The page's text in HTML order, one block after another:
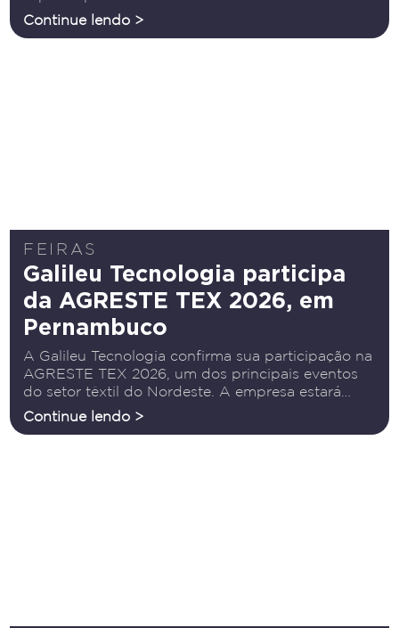
Regional de Blumenau (FURB), na turma da
Continue lendo >
FEIRAS
Galileu Tecnologia participa
da AGRESTE TEX 2026, em
Pernambuco
A Galileu Tecnologia confirma sua participação na
AGRESTE TEX 2026, um dos principais eventos
do setor têxtil do Nordeste. A empresa estará
presente ao lado de suas parceiras Barudan,
Continue lendo >